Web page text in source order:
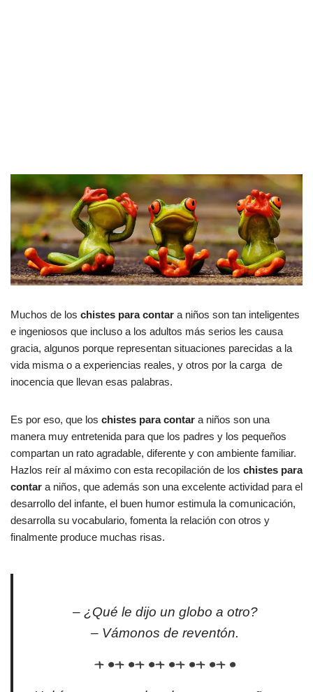
Muchos de los chistes para contar a niños son tan inteligentes
e ingeniosos que incluso a los adultos más serios les causa
gracia, algunos porque representan situaciones parecidas a la
vida misma o a experiencias reales, y otros por la carga de
inocencia que llevan esas palabras.
Es por eso, que los chistes para contar a niños son una
manera muy entretenida para que los padres y los pequeños
compartan un rato agradable, diferente y con ambiente familiar.
Hazlos reír al máximo con esta recopilación de los chistes para
contar a niños, que además son una excelente actividad para el
desarrollo del infante, el buen humor estimula la comunicación,
desarrolla su vocabulario, fomenta la relación con otros y
finalmente produce muchas risas.
– ¿Qué le dijo un globo a otro?
– Vámonos de reventón.